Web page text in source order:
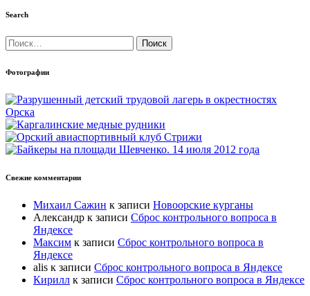
Search
Найти:
Фотографии
Свежие комментарии
Михаил Сажин к записи Новоорские курганы
Александр к записи Сброс контрольного вопроса в
Яндексе
Максим к записи Сброс контрольного вопроса в
Яндексе
alis к записи Сброс контрольного вопроса в Яндексе
Кирилл к записи Сброс контрольного вопроса в Яндексе